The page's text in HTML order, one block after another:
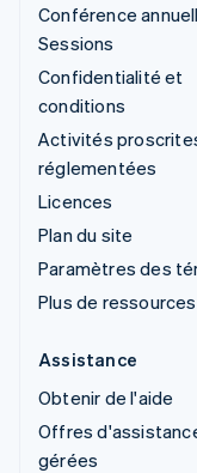
Conférence
Sessions
Confidentialité et
conditions
Activités
réglementées
Licences
Plan du site
Paramètres des
Plus de ressources
Assistance
Obtenir de l'aide
Offres
gérées